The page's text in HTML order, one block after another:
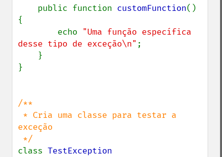
    public function
customFunction()
{
        echo
"Uma função específica
desse tipo de exceção\n" ;
}
/**
exceção
class